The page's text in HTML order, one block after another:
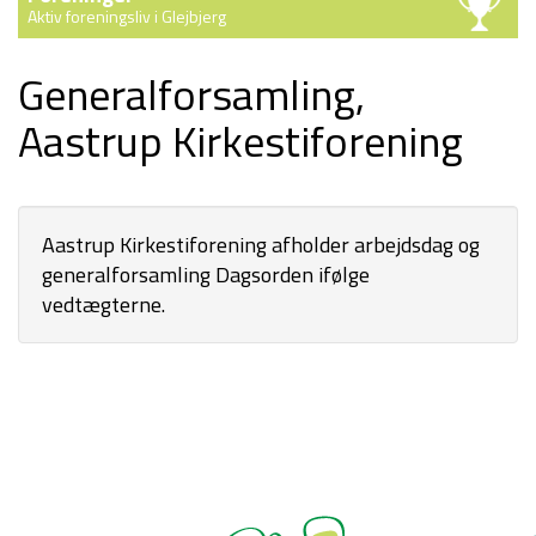
Aktiv foreningsliv i Glejbjerg
Generalforsamling,
Aastrup Kirkestiforening
Aastrup Kirkestiforening afholder arbejdsdag og
generalforsamling Dagsorden ifølge
vedtægterne.